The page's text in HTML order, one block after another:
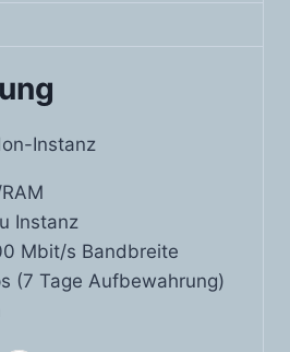
Instanz
Instanz
Mbit/s Bandbreite
(7 Tage Aufbewahrung)